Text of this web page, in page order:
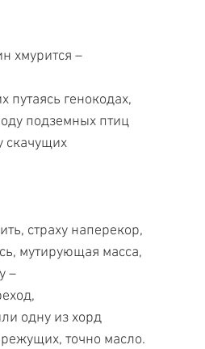
хмурится –
путаясь генокодах,
подземных птиц
скачущих
страху наперекор,
мутирующая масса,
–
одну из хорд
точно масло.